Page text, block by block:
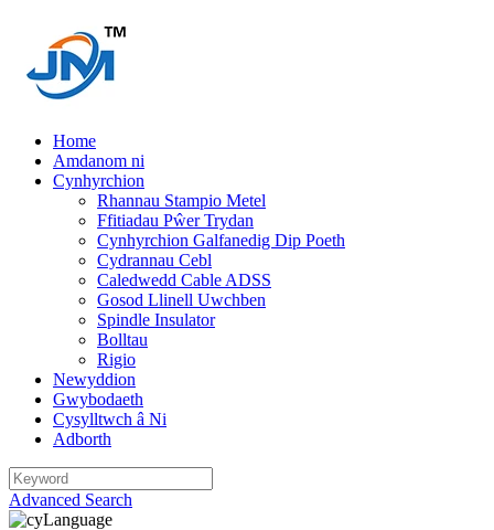
Home
Amdanom ni
Cynhyrchion
Rhannau Stampio Metel
Ffitiadau Pŵer Trydan
Cynhyrchion Galfanedig Dip Poeth
Cydrannau Cebl
Caledwedd Cable ADSS
Gosod Llinell Uwchben
Spindle Insulator
Bolltau
Rigio
Newyddion
Gwybodaeth
Cysylltwch â Ni
Adborth
Advanced Search
Language